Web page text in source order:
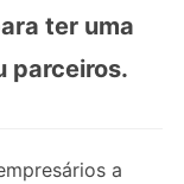
ter uma
parceiros.
a